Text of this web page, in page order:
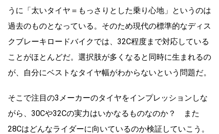
うに「太いタイヤ＝もっさりとした乗り心地」というのは
過去のものとなっている。そのため現代の標準的なディス
クブレーキロードバイクでは、32C程度まで対応している
ことがほとんどだ。選択肢が多くなると同時に生まれるの
が、自分にベストなタイヤ幅がわからないという問題だ。
そこで注目の3メーカーのタイヤをインプレッションしな
がら、30Cや32Cの実力はいかなるものなのか？ また
28Cはどんなライダーに向いているのか検証していこう。